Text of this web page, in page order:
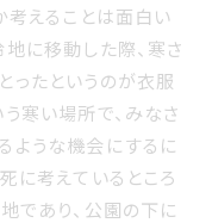
ことは面白いテーマ
した際 寒さから身体
うのが衣服の起源だ
で みなさんと一緒に
にするにはどうした
るところです モエレ
の下にはゴミが眠っ
考えることは面白い
に移動した際、寒さ
ったというのが衣服
寒い場所で、みなさ
ような機会にするに
に考えているところ
であり、公園の下に